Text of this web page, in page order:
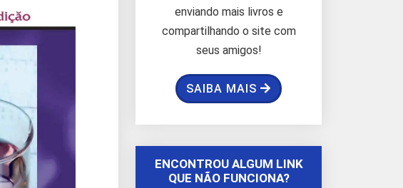
enviando mais livros e
compartilhando o site com
seus amigos!
SAIBA MAIS
ENCONTROU ALGUM LINK
QUE NÃO FUNCIONA?